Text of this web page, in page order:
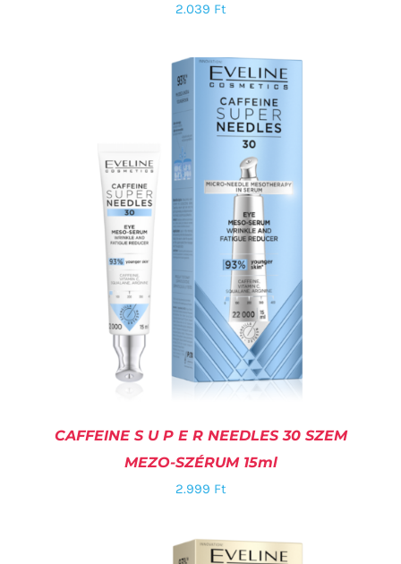
KOSÁRBA TESZEM / RÉSZLETEK
2.039 Ft
CAFFEINE S U P E R NEEDLES 30 SZEM
MEZO-SZÉRUM 15ml
2.999 Ft